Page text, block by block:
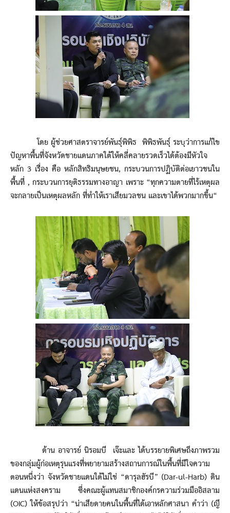
โดย ผู้ช่วยศาสตราจารย์พันธุ์พิพิธ พิพิธพันธุ์ ระบุว่าการแก้ไข
ปัญหาพื้นที่จังหวัดชายแดนภาคใต้ให้คลี่คลายรวดเร็วได้ต้องมีหัวใจ
หลัก 3 เรื่อง คือ หลักสิทธิมนุษยชน, กระบวนการปฏิบัติต่อเยาวชนใน
พื้นที่ , กระบวนการยุติธรรมทางอาญา เพราะ “ทุกความตายที่ไร้เหตุผล
จะกลายเป็นเหตุผลหลัก ที่ทำให้เราเสียมวลชน และเขาได้พวกมากขึ้น“
ด้าน อาจารย์ นิรอมบี เจ๊ะและ ได้บรรยายพิเศษถึงภาพรวม
ของกลุ่มผู้ก่อเหตุรุนแรงที่พยายามสร้างสถานการณ์ในพื้นที่มีใจความ
ตอนหนึ่งว่า จังหวัดชายแดนใต้ไม่ใช่ “ดารุลฮัรบี” (Dar-ul-Harb) ดิน
แดนแห่งสงคราม ซึ่งคณะผู้เเทนสมาชิกองค์กรความร่วมมืออิสลาม
(OIC) ให้ข้อสรุปว่า “น่าเสียดายคนในพื้นที่ได้เอาหลักศาสนา คำว่า (ญี